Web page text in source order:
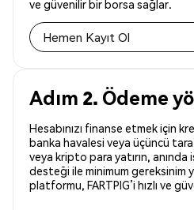
ve güvenilir bir borsa sağlar.
Hemen Kayıt Ol
Adım 2. Ödeme
Hesabınızı finanse etmek için
banka havalesi veya üçüncü
veya kripto para yatırın, anında
desteği ile minimum gereksinim
platformu, FARTPIG’i hızlı ve